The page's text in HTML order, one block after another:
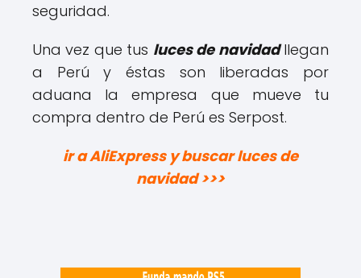
seguridad.
Una vez que tus luces de navidadllegan
a Perú y éstas son liberadas por
aduana la empresa que mueve tu
compra dentro de Perú es Serpost.
ir a AliExpress y buscar luces de
navidad >>>